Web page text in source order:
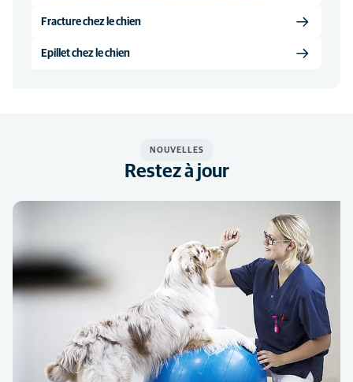
Fracture chez le chien
Epillet chez le chien
NOUVELLES
Restez à jour